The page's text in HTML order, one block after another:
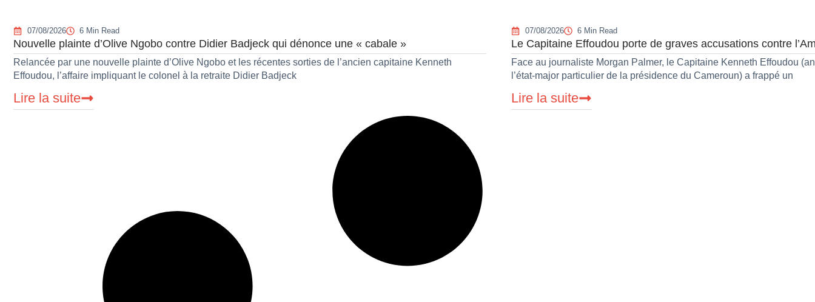
07/08/2026 6 Min Read
Nouvelle plainte d’Olive Ngobo contre Didier Badjeck qui dénonce une « cabale »
Relancée par une nouvelle plainte d’Olive Ngobo et les récentes sorties de l’ancien capitaine Kenneth
Effoudou, l’affaire impliquant le colonel à la retraite Didier Badjeck
Lire la suite
07/08/2026 6 Min Read
Le Capitaine Effoudou porte de graves accusations contre
Face au journaliste Morgan Palmer, le Capitaine Kenneth Effoudou
l’état-major particulier de la présidence du Cameroun) a frappé un
Lire la suite